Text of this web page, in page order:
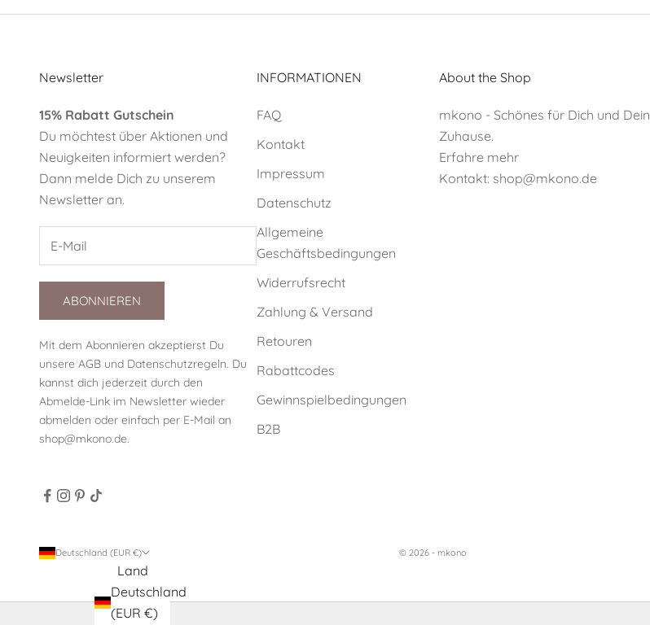
Newsletter
15% Rabatt Gutschein
Du möchtest über Aktionen und
Neuigkeiten informiert werden?
Dann melde Dich zu unserem
Newsletter an.
ABONNIEREN
Mit dem Abonnieren akzeptierst Du
unsere AGB und Datenschutzregeln. Du
kannst dich jederzeit durch den
Abmelde-Link im Newsletter wieder
abmelden oder einfach per E-Mail an
shop@mkono.de.
INFORMATIONEN
FAQ
Kontakt
Impressum
Datenschutz
Allgemeine
Geschäftsbedingungen
Widerrufsrecht
Zahlung & Versand
Retouren
Rabattcodes
Gewinnspielbedingungen
B2B
About the Shop
mkono - Schönes für Dich und Dein
Zuhause.
Erfahre mehr
Kontakt: shop@mkono.de
Deutschland (EUR €)
Land
Deutschland
(EUR €)
© 2026 - mkono